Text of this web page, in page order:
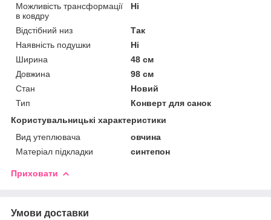
Можливість трансформації
в ковдру
Ні
Відстібний низ
Так
Наявність подушки
Ні
Ширина
48 см
Довжина
98 см
Стан
Новий
Тип
Конверт для санок
Користувальницькі характеристики
Вид утеплювача
овчина
Матеріал підкладки
синтепон
Приховати
Умови доставки